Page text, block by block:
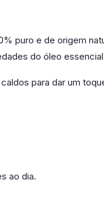
puro e de origem
do óleo
para dar um
ao dia.